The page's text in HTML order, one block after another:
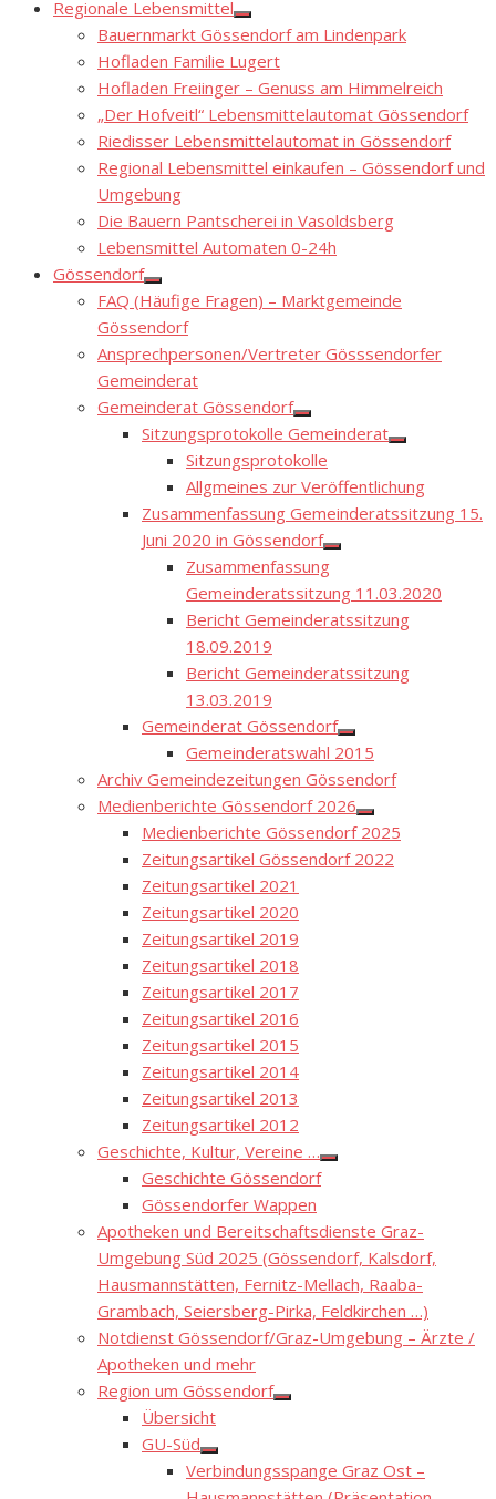
Regionale Lebensmittel
Show
sub
menu
Bauernmarkt Gössendorf am Lindenpark
Hofladen Familie Lugert
Hofladen Freiinger – Genuss am Himmelreich
„Der Hofveitl“ Lebensmittelautomat Gössendorf
Riedisser Lebensmittelautomat in Gössendorf
Regional Lebensmittel einkaufen – Gössendorf und
Umgebung
Die Bauern Pantscherei in Vasoldsberg
Lebensmittel Automaten 0-24h
Gössendorf
Show
sub
menu
FAQ (Häufige Fragen) – Marktgemeinde
Gössendorf
Ansprechpersonen/Vertreter Gösssendorfer
Gemeinderat
Gemeinderat Gössendorf
Show
sub
menu
Sitzungsprotokolle Gemeinderat
Show
menu
Sitzungsprotokolle
Allgmeines zur Veröffentlichung
Zusammenfassung Gemeinderatssitzung 15.
Juni 2020 in Gössendorf
Show
menu
Zusammenfassung
Gemeinderatssitzung 11.03.2020
Bericht Gemeinderatssitzung
18.09.2019
Bericht Gemeinderatssitzung
13.03.2019
Gemeinderat Gössendorf
Show
sub
menu
Gemeinderatswahl 2015
Archiv Gemeindezeitungen Gössendorf
Medienberichte Gössendorf 2026
Show
sub
menu
Medienberichte Gössendorf 2025
Zeitungsartikel Gössendorf 2022
Zeitungsartikel 2021
Zeitungsartikel 2020
Zeitungsartikel 2019
Zeitungsartikel 2018
Zeitungsartikel 2017
Zeitungsartikel 2016
Zeitungsartikel 2015
Zeitungsartikel 2014
Zeitungsartikel 2013
Zeitungsartikel 2012
Geschichte, Kultur, Vereine …
Show
Geschichte Gössendorf
Gössendorfer Wappen
Apotheken und Bereitschaftsdienste Graz-
Umgebung Süd 2025 (Gössendorf, Kalsdorf,
Hausmannstätten, Fernitz-Mellach, Raaba-
Grambach, Seiersberg-Pirka, Feldkirchen …)
Notdienst Gössendorf/Graz-Umgebung – Ärzte /
Apotheken und mehr
Region um Gössendorf
Show
Übersicht
GU-Süd
Show
sub
menu
Verbindungsspange Graz Ost –